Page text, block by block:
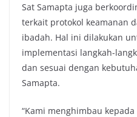
Sat Samapta juga
terkait protokol keamanan
ibadah. Hal ini dilakukan
implementasi langkah-
dan sesuai dengan
Samapta.
“Kami menghimbau